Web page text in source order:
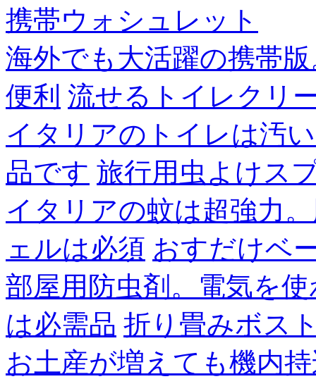
携帯ウォシュレット
海外でも大活躍の携帯
便利 流せるトイレクリ
イタリアのトイレは汚
品です 旅行用虫よけス
イタリアの蚊は超強力
ェルは必須 おすだけベ
部屋用防虫剤。電気を
は必需品 折り畳みボス
お土産が増えても機内